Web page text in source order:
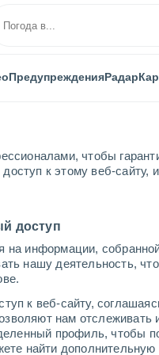
чтобы
к этому веб-сайту,
доступ
на информации,
нашу деятельность,
к веб-сайту,
нам отслеживать
профиль, чтобы
найти
ПредупрежденияРадар